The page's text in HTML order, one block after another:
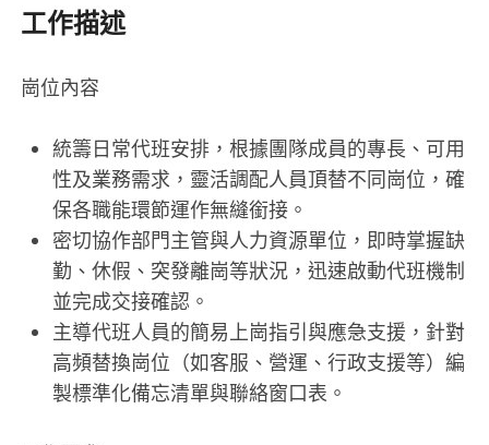
工作描述
崗位內容
統籌日常代班安排，根據團隊成員的專長、可用
性及業務需求，靈活調配人員頂替不同崗位，確
保各職能環節運作無縫銜接。
密切協作部門主管與人力資源單位，即時掌握缺
勤、休假、突發離崗等狀況，迅速啟動代班機制
並完成交接確認。
主導代班人員的簡易上崗指引與應急支援，針對
高頻替換崗位（如客服、營運、行政支援等）編
製標準化備忘清單與聯絡窗口表。